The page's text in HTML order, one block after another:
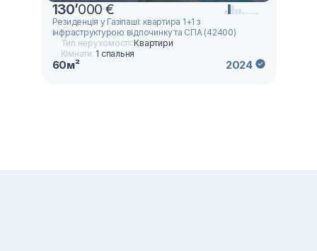
130’000 €
Резиденція у Газіпаші: квартира 1+1 з
інфраструктурою відпочинку та СПА (42400)
Тип нерухомості:Квартири
Кімнати: 1 спальня
60м² 2024